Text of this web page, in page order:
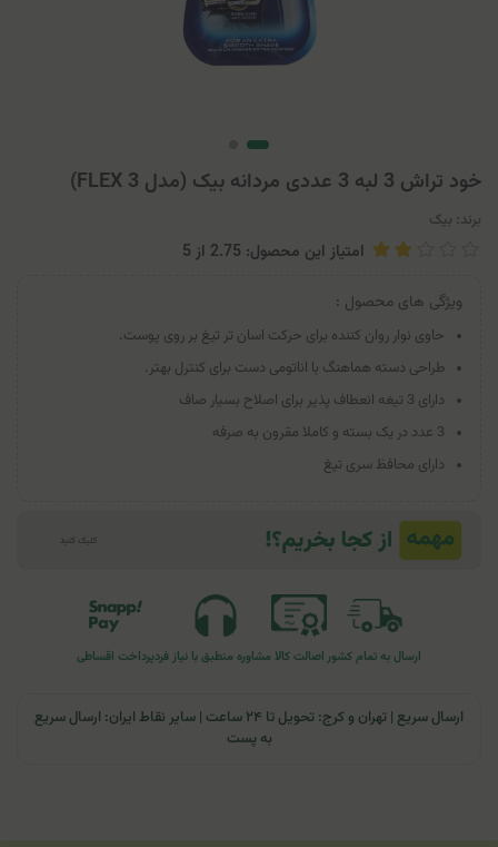
خود تراش 3 لبه 3 عددی مردانه بیک (مدل FLEX 3)
برند: بیک
امتیاز این محصول: 2.75 از 5
ویژگی های محصول :
حاوی نوار روان کننده برای حرکت اسان تر تیغ بر روی پوست.
طراحی دسته هماهنگ با اناتومی دست برای کنترل بهتر.
دارای 3 تیغه انعطاف پذیر برای اصلاح بسیار صاف
3 عدد در یک بسته و کاملا مقرون به صرفه
دارای محافظ سری تیغ
ارسال به تمام کشوراصالت کالا مشاوره منطبق با نیاز فردپرداخت اقساطی
ارسال سریع | تهران و کرج: تحویل تا ۲۴ ساعت | سایر نقاط ایران: ارسال سریع
به پست